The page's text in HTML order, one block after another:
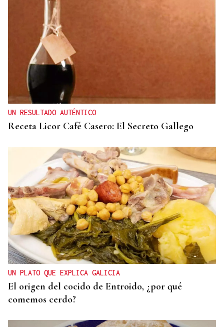
UN RESULTADO AUTÉNTICO
Receta Licor Café Casero: El Secreto Gallego
UN PLATO QUE EXPLICA GALICIA
El origen del cocido de Entroido, ¿por qué
comemos cerdo?